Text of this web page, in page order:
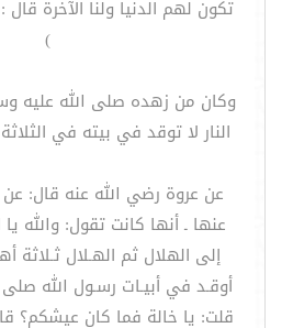
تكون لهم الدنيا ولنا الآخرة
)
وكان من زهده صلى الله عليه
النار لا توقد في بيته في
عن عروة رضي الله عنه قال:
عنها ـ أنها كانت تقول: والله
إلى الهلال ثم الهـلال
أوقـد في أبيـات رسـول الله صلى
قلت: يا خالة فما كان عيشكم؟